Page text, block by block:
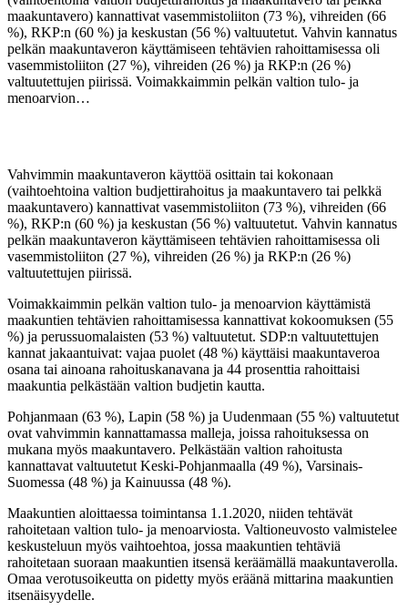
maakuntavero) kannattivat vasemmistoliiton (73 %), vihreiden (66
%), RKP:n (60 %) ja keskustan (56 %) valtuutetut. Vahvin kannatus
pelkän maakuntaveron käyttämiseen tehtävien rahoittamisessa oli
vasemmistoliiton (27 %), vihreiden (26 %) ja RKP:n (26 %)
valtuutettujen piirissä. Voimakkaimmin pelkän valtion tulo- ja
menoarvion…
Vahvimmin maakuntaveron käyttöä osittain tai kokonaan
(vaihtoehtoina valtion budjettirahoitus ja maakuntavero tai pelkkä
maakuntavero) kannattivat vasemmistoliiton (73 %), vihreiden (66
%), RKP:n (60 %) ja keskustan (56 %) valtuutetut. Vahvin kannatus
pelkän maakuntaveron käyttämiseen tehtävien rahoittamisessa oli
vasemmistoliiton (27 %), vihreiden (26 %) ja RKP:n (26 %)
valtuutettujen piirissä.
Voimakkaimmin pelkän valtion tulo- ja menoarvion käyttämistä
maakuntien tehtävien rahoittamisessa kannattivat kokoomuksen (55
%) ja perussuomalaisten (53 %) valtuutetut. SDP:n valtuutettujen
kannat jakaantuivat: vajaa puolet (48 %) käyttäisi maakuntaveroa
osana tai ainoana rahoituskanavana ja 44 prosenttia rahoittaisi
maakuntia pelkästään valtion budjetin kautta.
Pohjanmaan (63 %), Lapin (58 %) ja Uudenmaan (55 %) valtuutetut
ovat vahvimmin kannattamassa malleja, joissa rahoituksessa on
mukana myös maakuntavero. Pelkästään valtion rahoitusta
kannattavat valtuutetut Keski-Pohjanmaalla (49 %), Varsinais-
Suomessa (48 %) ja Kainuussa (48 %).
Maakuntien aloittaessa toimintansa 1.1.2020, niiden tehtävät
rahoitetaan valtion tulo- ja menoarviosta. Valtioneuvosto valmistelee
keskusteluun myös vaihtoehtoa, jossa maakuntien tehtäviä
rahoitetaan suoraan maakuntien itsensä keräämällä maakuntaverolla.
Omaa verotusoikeutta on pidetty myös eräänä mittarina maakuntien
itsenäisyydelle.